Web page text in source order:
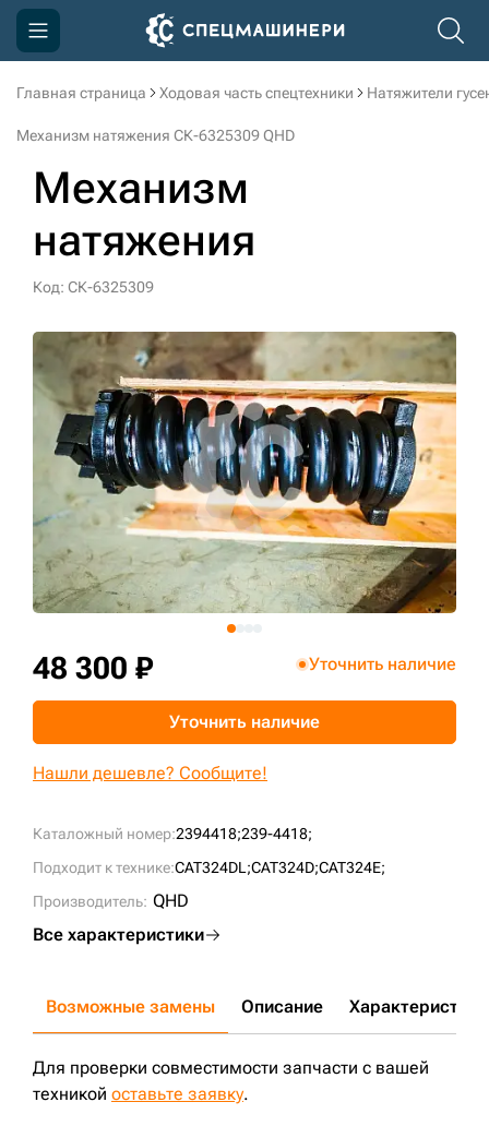
Главная страница Ходовая часть спецтехники Натяжители
Механизм натяжения СК-6325309 QHD
Механизм
натяжения
Код: СК-6325309
Каталожный номер:2394418;239-4418;
Подходит к технике:CAT324DL;CAT324D;CAT324E;
Производитель: QHD
Все характеристики
48 300 ₽ Уточнить наличие
Уточнить наличие
Нашли дешевле? Сообщите!
Возможные замены Описание Характеристики
Для проверки совместимости запчасти с вашей
техникой оставьте заявку.
Компания
Доставка и оплата
Информация
Контакты
3D тур по производству
3D тур по складам
sksale@skdst.ru
+7 (499) 394-50-93